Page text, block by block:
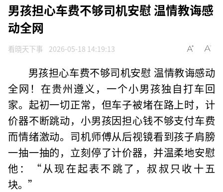
男孩担心车费不够司机安慰 温情教诲感
动全网
看晓天下事 2026-05-18 14:19:13
男孩担心车费不够司机安慰 温情教诲感动
全网！在贵州遵义，一个小男孩独自打车回
家。起初一切正常，但车子被堵在路上时，计
价器不断跳动，小男孩因担心钱不够支付车费
而情绪激动。司机师傅从后视镜看到孩子肩膀
一抽一抽的，立刻停了计价器，并温柔地安慰
他：“从现在起表不跳了，叔叔只收十五
块。”